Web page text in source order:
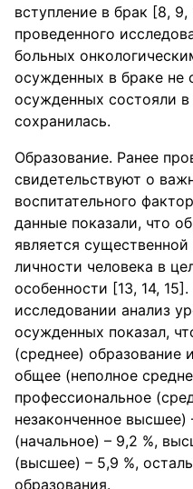
вступление в брак [8,
проведенного
больных
осужденных в браке не
осужденных состояли
сохранилась.
Образование. Ранее
свидетельствуют о
воспитательного
данные показали, что
является
личности человека в
особенности [13, 14,
исследовании анализ
осужденных показал,
(среднее) образование
общее (неполное
профессиональное
незаконченное высшее)
(начальное) – 9,2 %,
(высшее) – 5,9 %,
образования.